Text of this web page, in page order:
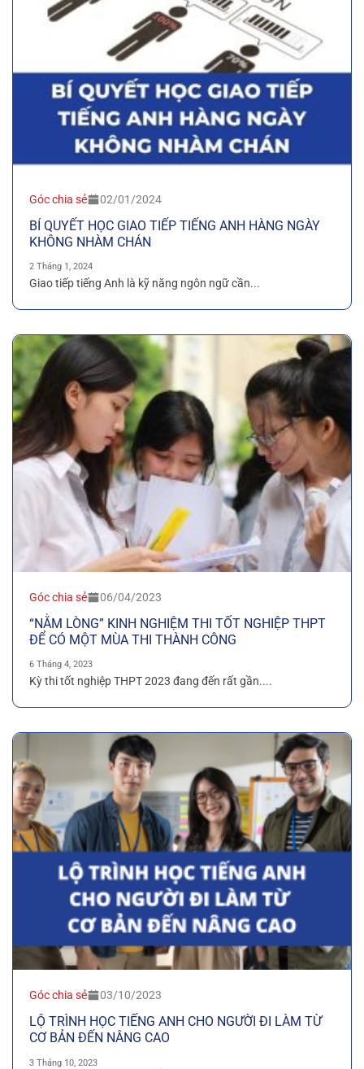
Góc chia sẻ 02/01/2024
BÍ QUYẾT HỌC GIAO TIẾP TIẾNG ANH HÀNG NGÀY
KHÔNG NHÀM CHÁN
2 Tháng 1, 2024
Giao tiếp tiếng Anh là kỹ năng ngôn ngữ cần...
Góc chia sẻ 06/04/2023
“NẰM LÒNG” KINH NGHIỆM THI TỐT NGHIỆP THPT
ĐỂ CÓ MỘT MÙA THI THÀNH CÔNG
6 Tháng 4, 2023
Kỳ thi tốt nghiệp THPT 2023 đang đến rất gần....
Góc chia sẻ 03/10/2023
LỘ TRÌNH HỌC TIẾNG ANH CHO NGƯỜI ĐI LÀM TỪ
CƠ BẢN ĐẾN NÂNG CAO
3 Tháng 10, 2023